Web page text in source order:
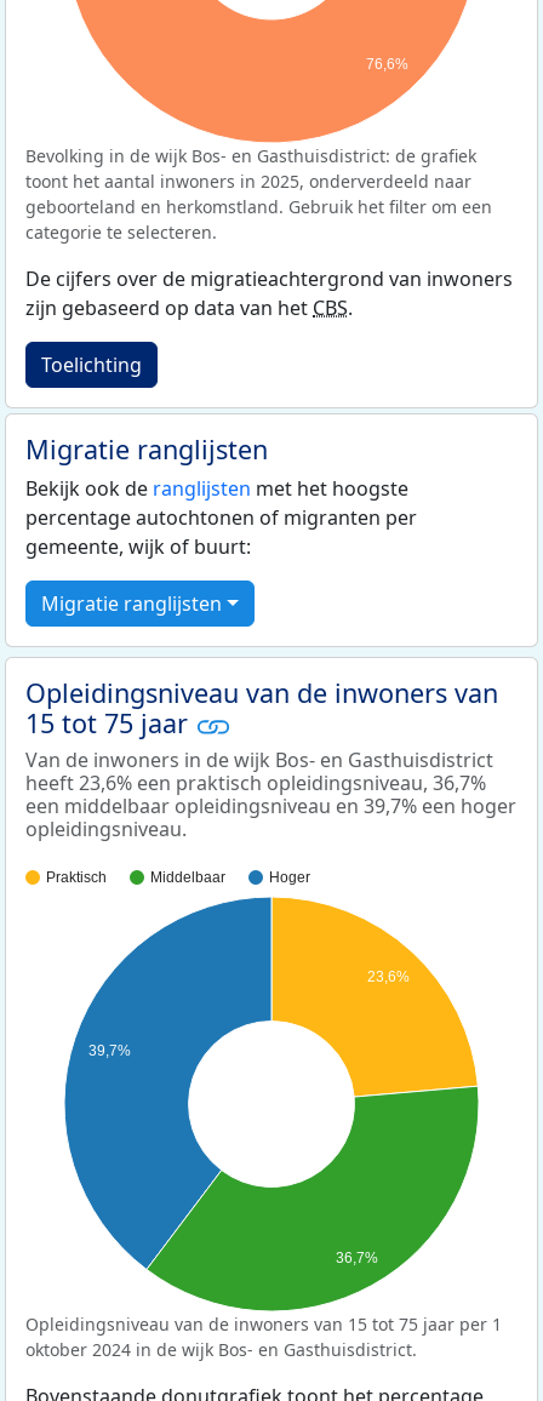
76,6%
Bevolking in de wijk Bos- en Gasthuisdistrict: de grafiek
toont het aantal inwoners in 2025, onderverdeeld naar
geboorteland en herkomstland. Gebruik het filter om een
categorie te selecteren.
De cijfers over de migratieachtergrond van inwoners
zijn gebaseerd op data van het CBS.
Toelichting
Migratie ranglijsten
Bekijk ook de ranglijsten met het hoogste
percentage autochtonen of migranten per
gemeente, wijk of buurt:
Migratie ranglijsten
Opleidingsniveau van de inwoners van
15 tot 75 jaar
Van de inwoners in de wijk Bos- en Gasthuisdistrict
heeft 23,6% een praktisch opleidingsniveau, 36,7%
een middelbaar opleidingsniveau en 39,7% een hoger
opleidingsniveau.
Praktisch Middelbaar Hoger
23,6%
39,7%
36,7%
Opleidingsniveau van de inwoners van 15 tot 75 jaar per 1
oktober 2024 in de wijk Bos- en Gasthuisdistrict.